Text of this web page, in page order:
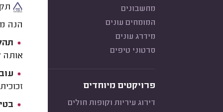
מחשבונים
המומחים עונים
מידרג עונים
סרטוני טיפים
פרויקטים מיוחדים
דירוג עיריות וקופות חולים
הנה
אותה